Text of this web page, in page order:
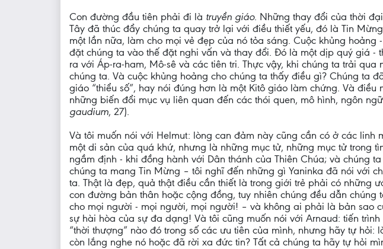
Con đường đầu tiên phải đi là truyền giáo. Những thay đổi của thời
Tây đã thúc đẩy chúng ta quay trở lại với điều thiết yếu, đó là Tin
một lần nữa, làm cho mọi vẻ đẹp của nó tỏa sáng. Cuộc khủng
đặt chúng ta vào thế đặt nghi vấn và thay đổi. Đó là một dịp quý giá
ra với Áp-ra-ham, Mô-sê và các tiên tri. Thực vậy, khi chúng ta trải
chúng ta. Và cuộc khủng hoảng cho chúng ta thấy điều gì? Chúng ta
giáo “thiểu số”, hay nói đúng hơn là một Kitô giáo làm chứng. Và
những biến đổi mục vụ liên quan đến các thói quen, mô hình, ngôn
gaudium, 27).
Và tôi muốn nói với Helmut: lòng can đảm này cũng cần có ở các
một di sản của quá khứ, nhưng là những mục tử, những mục tử trong
ngầm định - khi đồng hành với Dân thánh của Thiên Chúa; và chúng
chúng ta mang Tin Mừng – tôi nghĩ đến những gì Yaninka đã nói với
ta. Thật là đẹp, quả thật điều cần thiết là trong giới trẻ phải có những
con đường bản thân hoặc cộng đồng, tuy nhiên chúng đều dẫn
cho mọi người - mọi người, mọi người! – và không ai phải là bản sao
sự hài hòa của sự đa dạng! Và tôi cũng muốn nói với Arnaud: tiến
“thời thượng” nào đó trong số các ưu tiên của mình, nhưng hãy tự
còn lắng nghe nó hoặc đã rời xa đức tin? Tất cả chúng ta hãy tự hỏi